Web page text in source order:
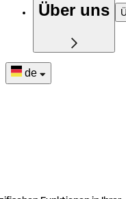
Über uns
de